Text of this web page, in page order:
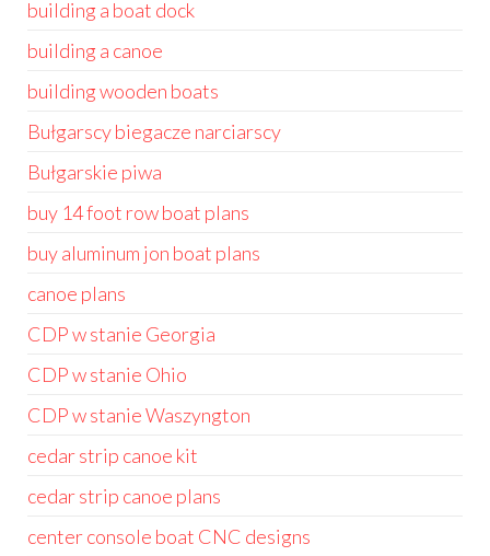
building a boat dock
building a canoe
building wooden boats
Bułgarscy biegacze narciarscy
Bułgarskie piwa
buy 14 foot row boat plans
buy aluminum jon boat plans
canoe plans
CDP w stanie Georgia
CDP w stanie Ohio
CDP w stanie Waszyngton
cedar strip canoe kit
cedar strip canoe plans
center console boat CNC designs